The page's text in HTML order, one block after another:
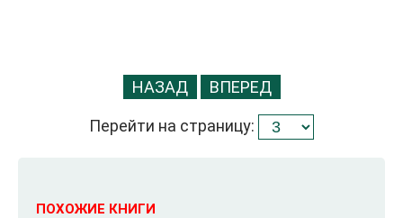
НАЗАД ВПЕРЕД
Перейти на страницу:
ПОХОЖИЕ КНИГИ